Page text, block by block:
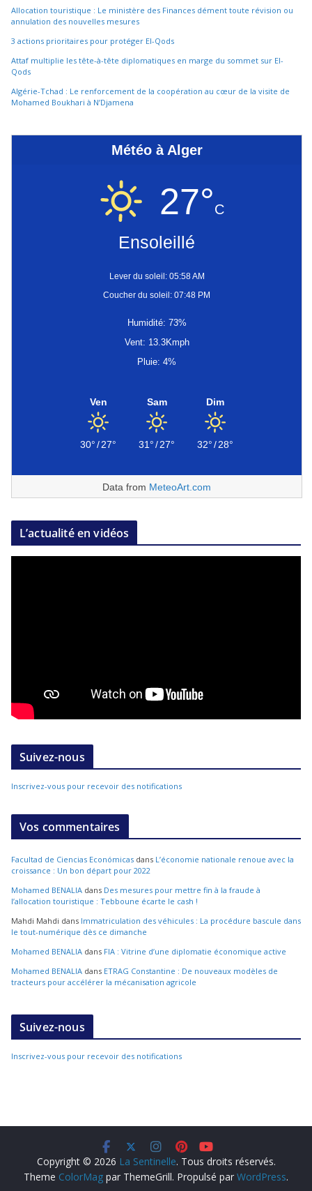
Allocation touristique : Le ministère des Finances dément toute révision ou
annulation des nouvelles mesures
3 actions prioritaires pour protéger El-Qods
Attaf multiplie les tête-à-tête diplomatiques en marge du sommet sur El-
Qods
Algérie-Tchad : Le renforcement de la coopération au cœur de la visite de
Mohamed Boukhari à N’Djamena
Météo à Alger
27°C
Ensoleillé
Lever du soleil: 05:58 AM
Coucher du soleil: 07:48 PM
Humidité: 73%
Vent: 13.3Kmph
Pluie: 4%
Ven
30°/27°
Sam
31°/27°
Dim
32°/28°
Data from MeteoArt.com
L’actualité en vidéos
Suivez-nous
Inscrivez-vous pour recevoir des notifications
Vos commentaires
Facultad de Ciencias Económicas dans L’économie nationale renoue avec la
croissance : Un bon départ pour 2022
Mohamed BENALIA dans Des mesures pour mettre fin à la fraude à
l’allocation touristique : Tebboune écarte le cash !
Mahdi Mahdi dans Immatriculation des véhicules : La procédure bascule dans
le tout-numérique dès ce dimanche
Mohamed BENALIA dans FIA : Vitrine d’une diplomatie économique active
Mohamed BENALIA dans ETRAG Constantine : De nouveaux modèles de
tracteurs pour accélérer la mécanisation agricole
Suivez-nous
Inscrivez-vous pour recevoir des notifications
Copyright © 2026 La Sentinelle. Tous droits réservés.
Theme ColorMag par ThemeGrill. Propulsé par WordPress.